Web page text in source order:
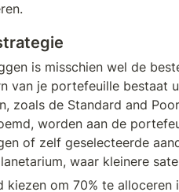
is misschien wel de
van je portefeuille bestaat
zoals de Standard and
worden aan de
of zelf geselecteerde
waar kleinere
kiezen om 70% te